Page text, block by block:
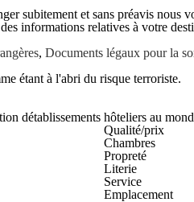
subitement et sans préavis nous
informations relatives à votre
, Documents légaux pour la
étant à l'abri du risque terroriste.
détablissements hôteliers au
Qualité/prix
Chambres
Propreté
Literie
Service
Emplacement